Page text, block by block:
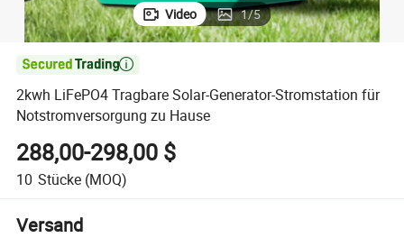
Video 1/5

2kwh LiFePO4 Tragbare Solar-Generator-Stromstation für
Notstromversorgung zu Hause
288,00-298,00 $
10 Stücke (MOQ)
Versand